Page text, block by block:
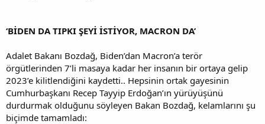
‘BİDEN DA TIPKI ŞEYİ İSTİYOR, MACRON DA’
Adalet Bakanı Bozdağ, Biden’dan Macron’a terör
örgütlerinden 7’li masaya kadar her insanın bir ortaya gelip
2023’e kilitlendiğini kaydetti.. Hepsinin ortak gayesinin
Cumhurbaşkanı Recep Tayyip Erdoğan’ın yürüyüşünü
durdurmak olduğunu söyleyen Bakan Bozdağ, kelamlarını şu
biçimde tamamladı: